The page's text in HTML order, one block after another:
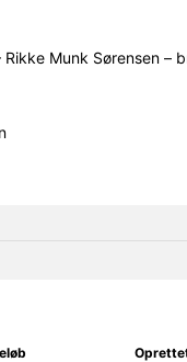
Munk Sørensen –